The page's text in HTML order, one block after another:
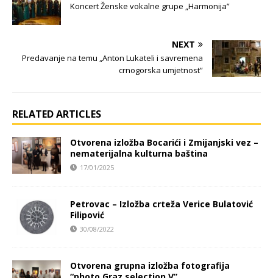
Koncert Ženske vokalne grupe „Harmonija”
NEXT
Predavanje na temu „Anton Lukateli i savremena
crnogorska umjetnost”
RELATED ARTICLES
Otvorena izložba Bocarići i Zmijanjski vez –
nematerijalna kulturna baština
17/01/2025
Petrovac – Izložba crteža Verice Bulatović
Filipović
30/08/2022
Otvorena grupna izložba fotografija